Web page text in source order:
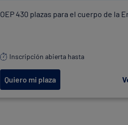
OEP 430 plazas para el cuerpo de la
Inscripción abierta hasta
Quiero mi plaza